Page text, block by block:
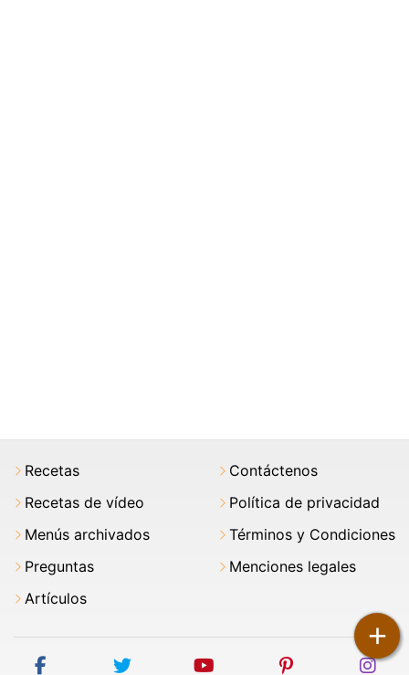
+
Recetas
Recetas de vídeo
Menús archivados
Preguntas
Artículos
Contáctenos
Política de privacidad
Términos y Condiciones
Menciones legales
facebook twitter youtube pinterest